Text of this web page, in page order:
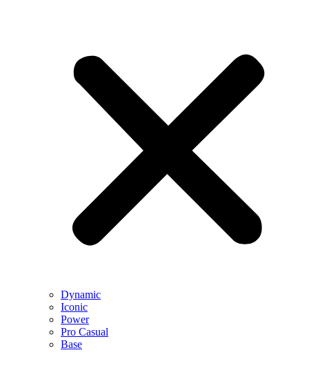
Dynamic
Iconic
Power
Pro Casual
Base